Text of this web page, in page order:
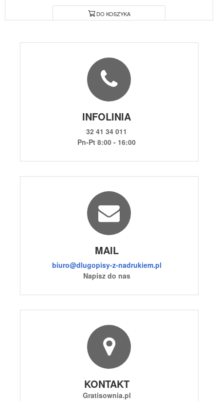
DO KOSZYKA
INFOLINIA
32 41 34 011
Pn-Pt 8:00 - 16:00
MAIL
biuro@dlugopisy-z-nadrukiem.pl
Napisz do nas
KONTAKT
Gratisownia.pl